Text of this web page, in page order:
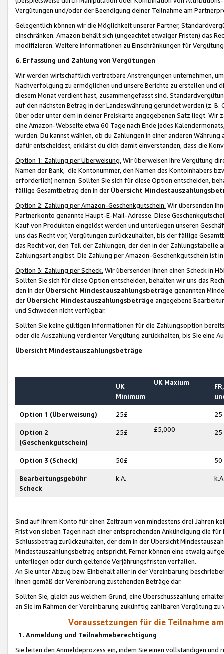
Vergütungen und/oder der Beendigung deiner Teilnahme am
Gelegentlich können wir die Möglichkeit unserer Partner,
einschränken. Amazon behält sich (ungeachtet etwaiger Fristen) das
modifizieren. Weitere Informationen zu Einschränkungen für
6. Erfassung und Zahlung von Vergütungen
Wir werden wirtschaftlich vertretbare Anstrengungen unternehmen,
Nachverfolgung zu ermöglichen und unsere Berichte zu erstellen und
diesem Monat verdient hast, zusammengefasst sind.
auf den nächsten Betrag in der Landeswährung gerundet werden (z.
über oder unter dem in deiner Preiskarte angegebenen Satz liegt.
eine Amazon-Webseite etwa 60 Tage nach Ende jedes
wurden. Du kannst wählen, ob du Zahlungen in einer anderen
dafür entscheidest, erklärst du dich damit einverstanden, dass die
Option 1: Zahlung per Überweisung. Wir überweisen Ihre Vergütung
Namen der Bank, die Kontonummer, den Namen des Kontoinhabers
erforderlich) nennen. Sollten Sie sich für diese Option entscheiden,
fällige Gesamtbetrag den in der Übersicht
Option 2: Zahlung per Amazon-Geschenkgutschein. Wir übersenden
Partnerkonto genannte Haupt-E-Mail-Adresse. Diese
Kauf von Produkten eingelöst werden und unterliegen unseren
uns das Recht vor, Vergütungen zurückzuhalten, bis der fällige
das Recht vor, den Teil der Zahlungen, der den in der
Zahlungsart angibst. Die Zahlung per Amazon-Geschenkgutschein ist
Option 3: Zahlung per Scheck. Wir übersenden Ihnen einen Scheck in
Sollten Sie sich für diese Option entscheiden, behalten wir uns das
den in der Übersicht Mindestauszahlungsbeträge genannten
der Übersicht Mindestauszahlungsbeträge angegebene
und Schweden nicht verfügbar.
Sollten Sie keine gültigen Informationen für die Zahlungsoption
oder die Auszahlung verdienter Vergütung zurückhalten, bis Sie
Übersicht Mindestauszahlungsbeträge
UK
Minimum
UK Maxium
Option 1 (Überweisung) 25£ 25
Option 2
(Geschenkgutschein)
25£ £5,000 25
Option 3 (Scheck) 50£ 50
Bearbeitungsgebühr
Scheck
k.A.
Sind auf Ihrem Konto für einen Zeitraum von mindestens drei Jahren
Frist von sieben Tagen nach einer entsprechenden Ankündigung die
Schlussbetrag zurückzuhalten, der dem in der Übersicht
Mindestauszahlungsbetrag entspricht. Ferner können eine etwaig
unterliegen oder durch geltende Verjährungsfristen verfallen.
An Sie unter Abzug bzw. Einbehalt aller in der Vereinbarung
Ihnen gemäß der Vereinbarung zustehenden Beträge dar.
Sollten Sie, gleich aus welchem Grund, eine Überschusszahlung
an Sie im Rahmen der Vereinbarung zukünftig zahlbaren Vergütung zu
Voraussetzungen für die Teilnahme
1. Anmeldung und Teilnahmeberechtigung
Sie leiten den Anmeldeprozess ein, indem Sie einen vollständigen